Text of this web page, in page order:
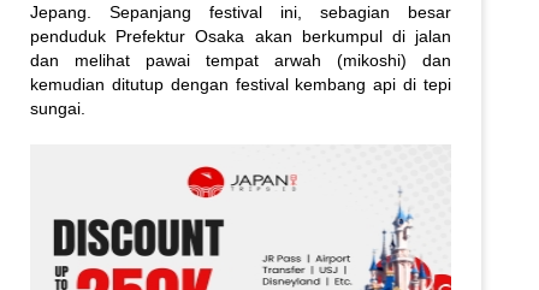
Jepang. Sepanjang festival ini, sebagian besar
penduduk Prefektur Osaka akan berkumpul di jalan
dan melihat pawai tempat arwah (mikoshi) dan
kemudian ditutup dengan festival kembang api di tepi
sungai.